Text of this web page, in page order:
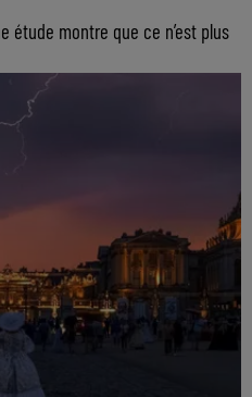
étude montre que ce n’est plus